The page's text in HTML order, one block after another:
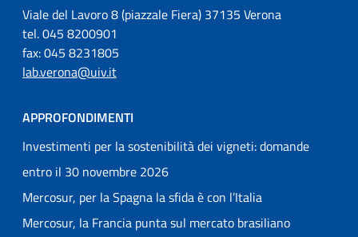
Viale del Lavoro 8 (piazzale Fiera) 37135 Verona
tel. 045 8200901
fax: 045 8231805
lab.verona@uiv.it
APPROFONDIMENTI
Investimenti per la sostenibilità dei vigneti: domande
entro il 30 novembre 2026
Mercosur, per la Spagna la sfida è con l’Italia
Mercosur, la Francia punta sul mercato brasiliano